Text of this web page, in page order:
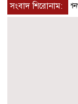
সংবাদ শিরোনাম:
রুপনগর